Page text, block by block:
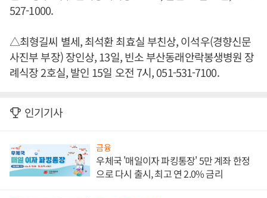
527-1000.
△최형길씨 별세, 최석환 최효실 부친상, 이석우(경향신문
사진부 부장) 장인상, 13일, 빈소 부산동래안락봉생병원 장
례식장 2호실, 발인 15일 오전 7시, 051-531-7100.
인기기사
금융
우체국 '매일이자 파킹통장' 5만 계좌 한정
으로 다시 출시, 최고 연 2.0% 금리